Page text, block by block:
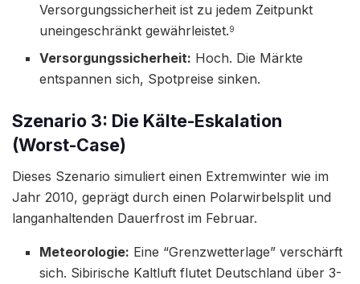
Versorgungssicherheit ist zu jedem Zeitpunkt
uneingeschränkt gewährleistet.9
Versorgungssicherheit: Hoch. Die Märkte
entspannen sich, Spotpreise sinken.
Szenario 3: Die Kälte-Eskalation
(Worst-Case)
Dieses Szenario simuliert einen Extremwinter wie im
Jahr 2010, geprägt durch einen Polarwirbelsplit und
langanhaltenden Dauerfrost im Februar.
Meteorologie: Eine “Grenzwetterlage” verschärft
sich. Sibirische Kaltluft flutet Deutschland über 3-